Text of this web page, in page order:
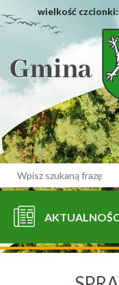
wielkość czcionki:
[interaktywna-mapa]